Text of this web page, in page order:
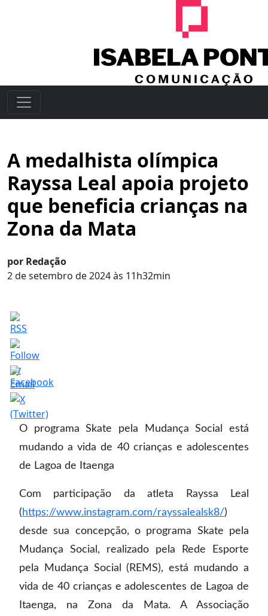
A medalhista olímpica
Rayssa Leal apoia projeto
que beneficia crianças na
Zona da Mata
por Redação
2 de setembro de 2024 às 11h32min
O programa Skate pela Mudança Social está
mudando a vida de 40 crianças e adolescentes
de Lagoa de Itaenga
Com participação da atleta Rayssa Leal
( https://www.instagram.com/rayssalealsk8/)
desde sua concepção, o programa Skate pela
Mudança Social, realizado pela Rede Esporte
pela Mudança Social (REMS), está mudando a
vida de 40 crianças e adolescentes de Lagoa de
Itaenga, na Zona da Mata. A Associação